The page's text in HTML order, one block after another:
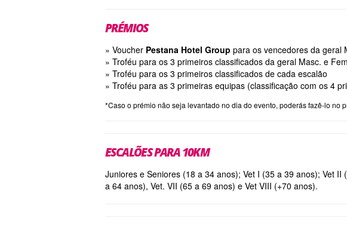
PRÉMIOS
» Voucher Pestana Hotel Group para os vencedores da geral
» Troféu para os 3 primeiros classificados da geral Masc. e
» Troféu para os 3 primeiros classificados de cada escalão
» Troféu para as 3 primeiras equipas (classificação com os 4
*Caso o prémio não seja levantado no dia do evento, poderás fazê-lo no
ESCALÕES PARA 10KM
Juniores e Seniores (18 a 34 anos); Vet I (35 a 39 anos); Vet
a 64 anos), Vet. VII (65 a 69 anos) e Vet VIII (+70 anos).